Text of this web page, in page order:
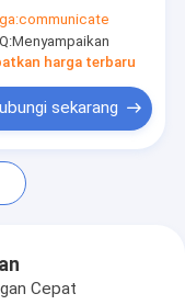
Tanpa Merkuri
communicate
Menyampaikan
harga terbaru
sekarang
Cepat